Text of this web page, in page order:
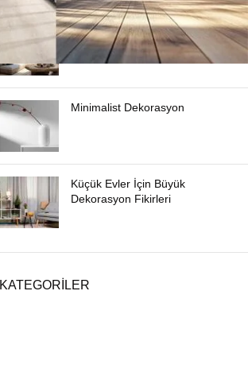
Yazlık Ev Dekorasyonu
Minimalist Dekorasyon
Küçük Evler İçin Büyük
Dekorasyon Fikirleri
KATEGORILER